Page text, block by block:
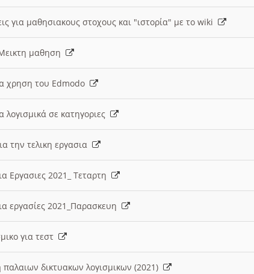
για μαθησιακους στοχους και "ιστορία" με το wiki
μαθηση
χρηση του Edmodo
λογισμικά σε κατηγοριες
την τελικη εργασια
Εργασιες 2021_ Τεταρτη
εργασίες 2021_Παρασκευη
για τεστ
δικτυακων λογισμικων (2021)